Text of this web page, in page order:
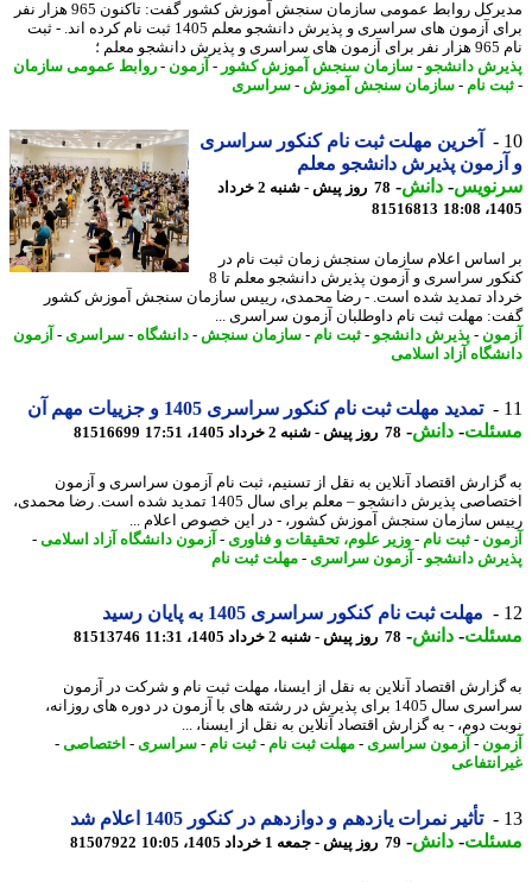
مدیرکل روابط عمومی سازمان سنجش آموزش کشور گفت: تاکنون 965 هزار نفر
برای آزمون های سراسری و پذیرش دانشجو معلم 1405 ثبت نام کرده اند. - ثبت
دانشجو-سازمان سنجش آموزش کشور-آزمون -روابط عمومی سازمان
نام-سازمان سنجش آموزش-سراسری
آخرین مهلت ثبت نام کنکور سراسری
پذیرش دانشجو معلم
-دانش -
78 روز پیش - شنبه 2 خرداد
81516813
اعلام سازمان سنجش زمان ثبت نام در
کنکور سراسری و آزمون پذیرش دانشجو معلم تا 8
تمدید شده است. - رضا محمدی، رییس سازمان سنجش آموزش کشور
مهلت ثبت نام داوطلبان آزمون سراسری ...
-پذیرش دانشجو-ثبت نام-سازمان سنجش-دانشگاه-سراسری- آزمون
آزاد اسلامی
تمدید مهلت ثبت نام کنکور سراسری 1405 و جزییات مهم آن
-دانش -78 روز پیش - شنبه 2 خرداد 1405، 17:51 81516699
اقتصاد آنلاین به نقل از تسنیم، ثبت نام آزمون سراسری و آزمون
اختصاصی پذیرش دانشجو – معلم برای سال 1405 تمدید شده است. رضا محمدی،
سازمان سنجش آموزش کشور، - در این خصوص اعلام ...
-ثبت نام-وزیر علوم، تحقیقات و فناوری- آزمون دانشگاه آزاد اسلامی-
دانشجو-آزمون سراسری- مهلت ثبت نام
مهلت ثبت نام کنکور سراسری 1405 به پایان رسید
-دانش -78 روز پیش - شنبه 2 خرداد 1405، 11:31 81513746
اقتصاد آنلاین به نقل از ایسنا، مهلت ثبت نام و شرکت در آزمون
سراسری سال 1405 برای پذیرش در رشته های با آزمون در دوره های روزانه،
دوم، - به گزارش اقتصاد آنلاین به نقل از ایسنا، ...
-آزمون سراسری- مهلت ثبت نام-ثبت نام-سراسری- اختصاصی-
تأثیر نمرات یازدهم و دوازدهم در کنکور 1405 اعلام شد
-دانش -79 روز پیش - جمعه 1 خرداد 1405، 10:05 81507922